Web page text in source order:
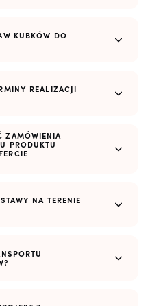
KUBKÓW DO
REALIZACJI
ZAMÓWIENIA
PRODUKTU
NA TERENIE